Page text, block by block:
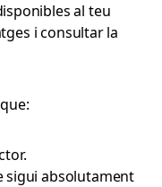
al teu
i consultar la
sigui absolutament